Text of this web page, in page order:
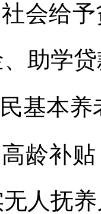
社会给
助学
民基本
高龄补
人抚